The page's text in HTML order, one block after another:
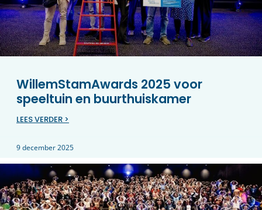
WillemStamAwards 2025 voor
speeltuin en buurthuiskamer
LEES VERDER >
9 december 2025